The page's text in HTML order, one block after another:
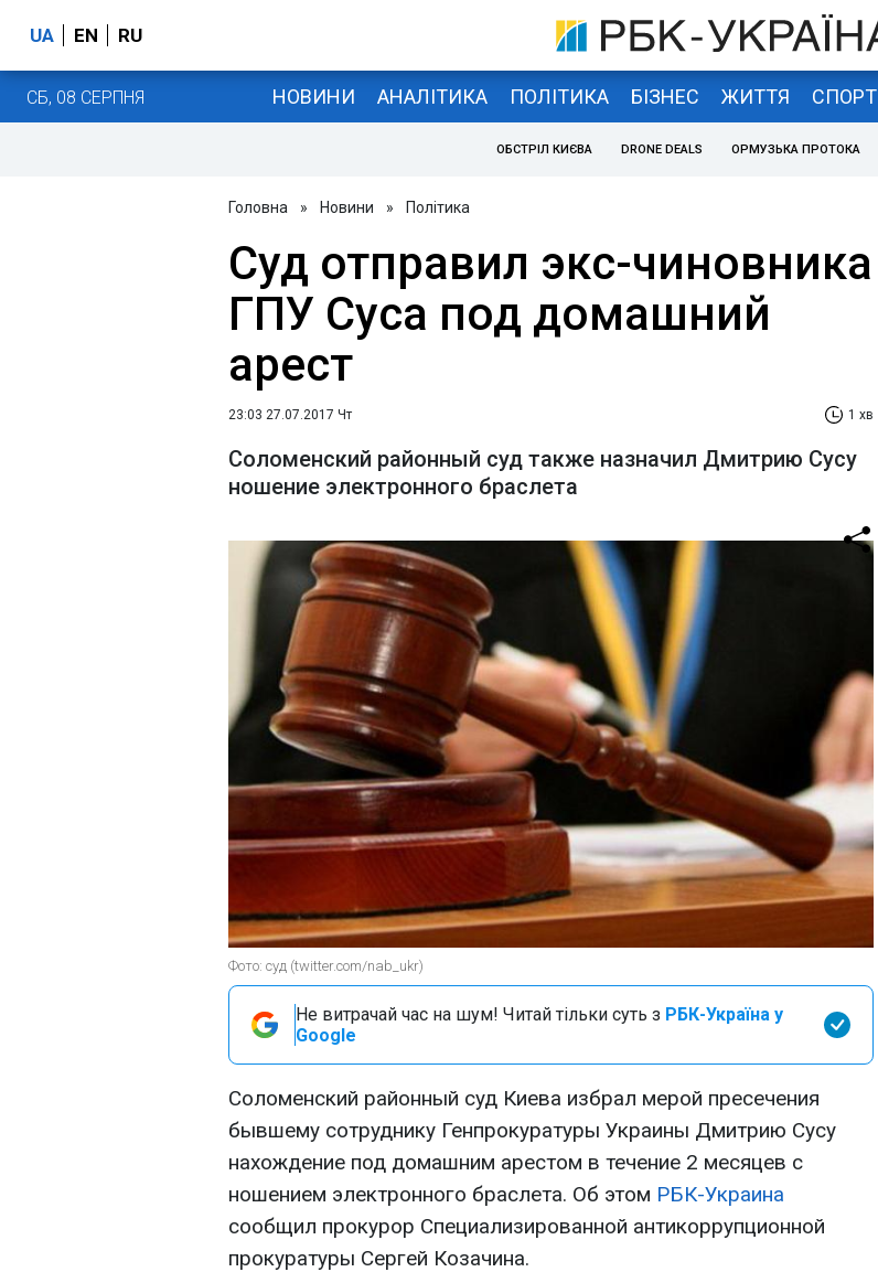
UA EN RU
СБ, 08 СЕРПНЯ НОВИНИ АНАЛІТИКА ПОЛІТИКА БІЗНЕС ЖИТТЯ СПОРТ
ОБСТРІЛ КИЄВА DRONE DEALS ОРМУЗЬКА ПРОТОКА
Головна » Новини » Політика
Суд отправил экс-чиновника
ГПУ Суса под домашний
арест
23:03 27.07.2017 Чт 1 хв
Соломенский районный суд также назначил Дмитрию Сусу
ношение электронного браслета
Фото: суд (twitter.com/nab_ukr)
Не витрачай час на шум! Читай тільки суть з РБК-Україна у
Google
Соломенский районный суд Киева избрал мерой пресечения
бывшему сотруднику Генпрокуратуры Украины Дмитрию Сусу
нахождение под домашним арестом в течение 2 месяцев с
ношением электронного браслета. Об этом РБК-Украина
сообщил прокурор Специализированной антикоррупционной
прокуратуры Сергей Козачина.